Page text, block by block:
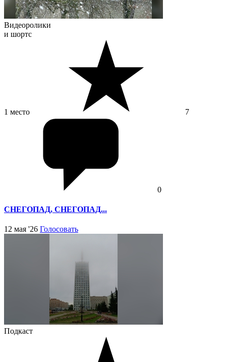
Видеоролики
и шортс
1 место 7
0
СНЕГОПАД, СНЕГОПАД...
12 мая '26 Голосовать
Подкаст